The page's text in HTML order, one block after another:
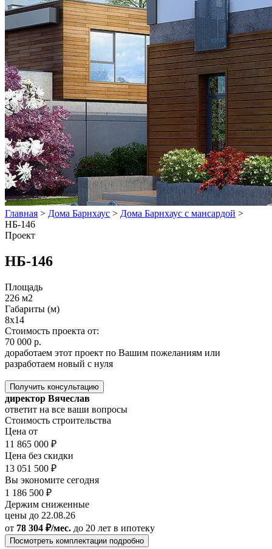
Главная > Дома Барнхаус > Дома Барнхаус с мансардой >
НБ-146
Проект
НБ-146
Площадь
226 м2
Габариты (м)
8x14
Стоимость проекта от:
70 000 р.
доработаем этот проект по Вашим пожеланиям или
разработаем новый с нуля
Получить консультацию
директор Вячеслав
ответит на все ваши вопросы
Стоимость строительства
Цена от
11 865 000 ₽
Цена без скидки
13 051 500 ₽
Вы экономите сегодня
1 186 500 ₽
Держим сниженные
цены до 22.08.26
от 78 304 ₽/мес. до 20 лет в ипотеку
Посмотреть комплектации подробно